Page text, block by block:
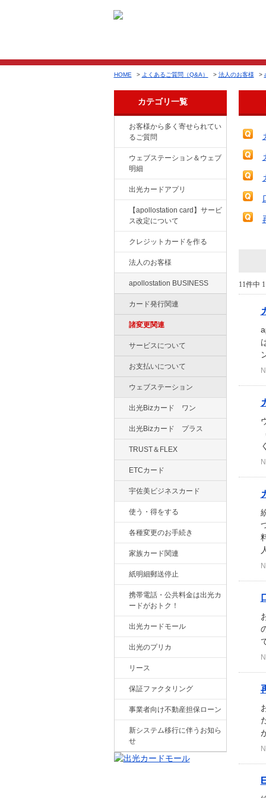
HOME > よくあるご質問（Q&A） > 法人のお客様 >
カテゴリ一覧
お客様から多く寄せられてい
るご質問
ウェブステーション＆ウェブ
明細
出光カードアプリ
【apollostation card】サービ
ス改定について
クレジットカードを作る
法人のお客様
apollostation BUSINESS
カード発行関連
諸変更関連
サービスについて
お支払いについて
ウェブステーション
出光Bizカード ワン
出光Bizカード プラス
TRUST＆FLEX
ETCカード
宇佐美ビジネスカード
使う・得をする
各種変更のお手続き
家族カード関連
紙明細郵送停止
携帯電話・公共料金は出光カ
ードがおトク！
出光カードモール
出光のプリカ
リース
保証ファクタリング
事業者向け不動産担保ローン
新システム移行に伴うお知ら
せ
11件中